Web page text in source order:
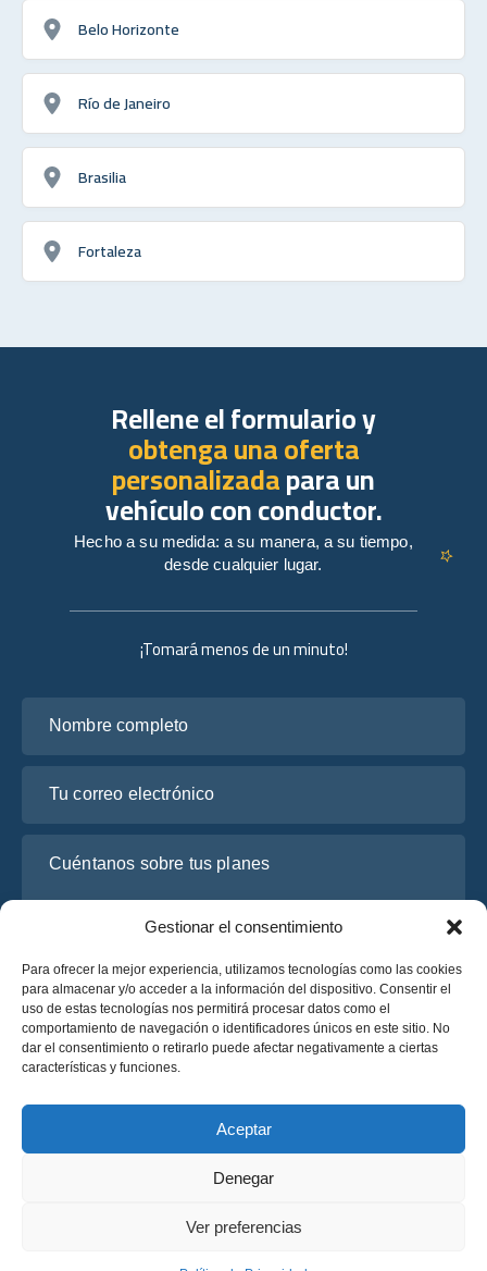
Gestionar el consentimiento
Para ofrecer la mejor experiencia, utilizamos tecnologías como las cookies
para almacenar y/o acceder a la información del dispositivo. Consentir el
uso de estas tecnologías nos permitirá procesar datos como el
comportamiento de navegación o identificadores únicos en este sitio. No
dar el consentimiento o retirarlo puede afectar negativamente a ciertas
características y funciones.
Aceptar
Denegar
Ver preferencias
Belo Horizonte
Río de Janeiro
Brasilia
Fortaleza
Política de Privacidad
Términos y Condiciones
¡Tomará menos de un minuto!
He leído y acepto la
Solicite un presupuesto
Solicite un presupuesto
Rellene el formulario y
obtenga una oferta
personalizadapara un
vehículo con conductor.
Hecho a su medida: a su manera, a su tiempo,
desde cualquier lugar.